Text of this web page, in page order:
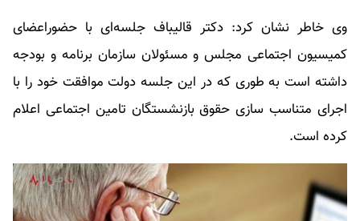
وی خاطر نشان کرد: دکتر قالیباف جلسه‌ای با حضوراعضای
کمیسیون اجتماعی مجلس و مسئولان سازمان برنامه و بودجه
داشته است به طوری که در این جلسه دولت موافقت خود را با
اجرای متناسب سازی حقوق بازنشستگان تامین اجتماعی اعلام
کرده است.